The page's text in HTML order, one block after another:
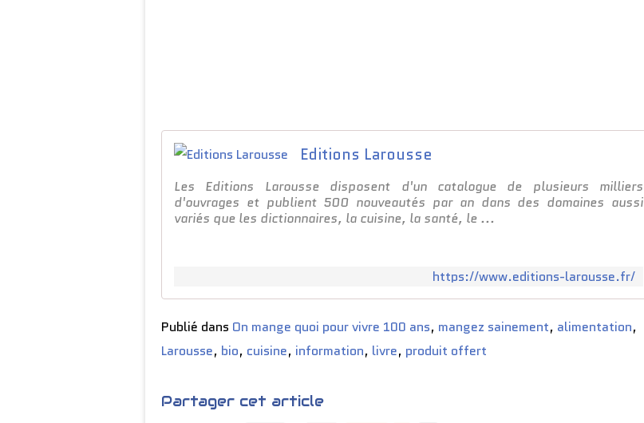
Editions Larousse
Les Editions Larousse disposent d'un catalogue de plusieurs milliers
d'ouvrages et publient 500 nouveautés par an dans des domaines aussi
variés que les dictionnaires, la cuisine, la santé, le ...
https://www.editions-larousse.fr/
Publié dans On mange quoi pour vivre 100 ans, mangez sainement, alimentation,
Larousse, bio, cuisine, information, livre, produit offert
Partager cet article